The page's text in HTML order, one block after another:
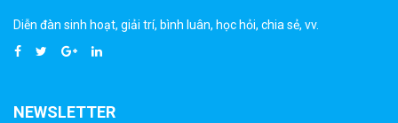
Diễn đàn sinh hoạt, giải trí, bình luân, học hỏi, chia sẻ, vv.
NEWSLETTER